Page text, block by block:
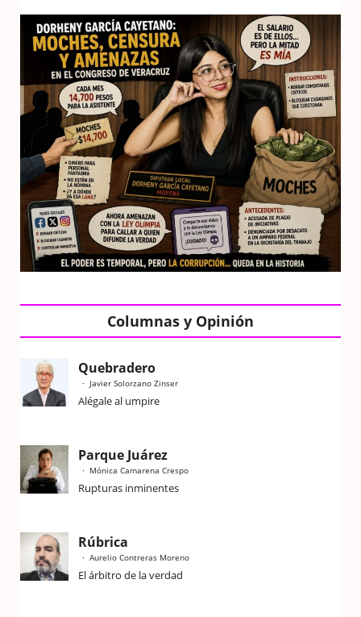
Columnas y Opinión
Quebradero
Javier Solorzano Zinser
Alégale al umpire
Parque Juárez
Mónica Camarena Crespo
Rupturas inminentes
Rúbrica
Aurelio Contreras Moreno
El árbitro de la verdad